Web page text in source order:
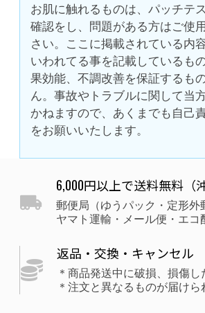
お肌に触れるものは、パッチテ
確認をし、問題がある方はご使
さい。ここに掲載されている内
いわれてる事を記載しているも
果効能、不調改善を保証するも
ん。事故やトラブルに関して当
かねますので、あくまでも自己
をお願いいたします。
6,000円以上で送料無料（
郵便局（ゆうパック・定形外
ヤマト運輸・メール便・エコ
返品・交換・キャンセル
＊商品発送中に破損、損傷し
＊注文と異なるものが届けら